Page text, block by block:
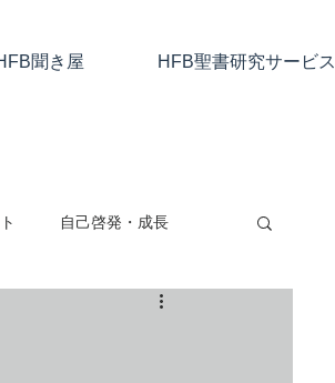
聞き屋 HFB聖書研究サービス
自己啓発・成長